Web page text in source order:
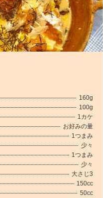
160g
100g
1カケ
お好みの量
1つまみ
少々
1つまみ
少々
大さじ3
150cc
50cc